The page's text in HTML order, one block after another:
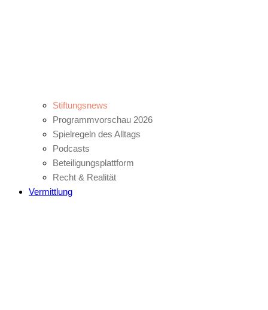
Stiftungsnews
Programmvorschau 2026
Spielregeln des Alltags
Podcasts
Beteiligungsplattform
Recht & Realität
Vermittlung